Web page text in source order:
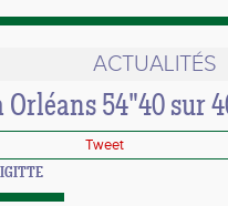
ACTUALITÉS
54"40 sur
Tweet